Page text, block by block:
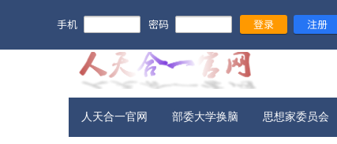
手机 密码 登录 注册
人天合一官网 部委大学换脑 思想家委员会